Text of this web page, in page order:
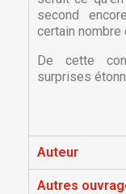
Créer
second
certain nombre
De cette
surprises
Auteur
Autres